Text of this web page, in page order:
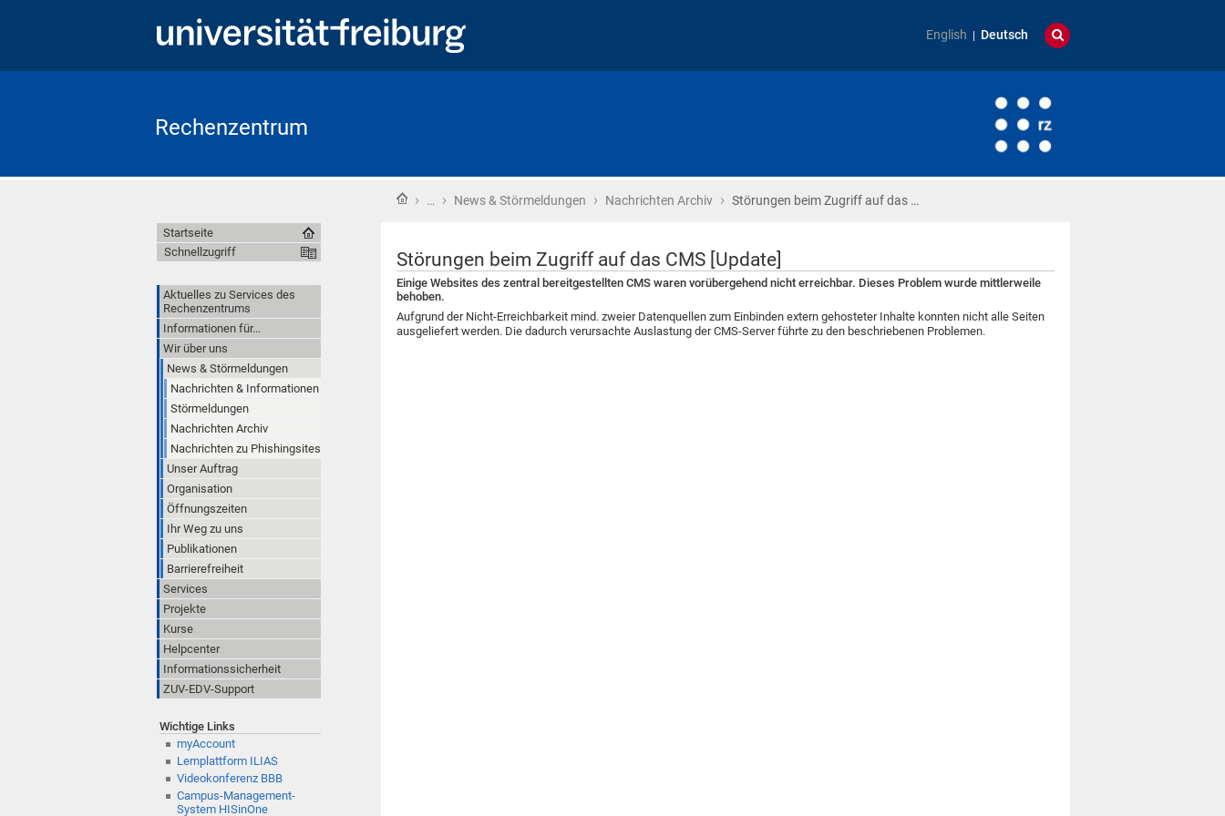
English Deutsch
Rechenzentrum
Startseite
› … › News & Störmeldungen › Nachrichten Archiv › Störungen beim Zugriff auf das …
Störungen beim Zugriff auf das CMS [Update]
Einige Websites des zentral bereitgestellten CMS waren vorübergehend nicht erreichbar. Dieses Problem wurde mittlerweile
behoben.
Aufgrund der Nicht-Erreichbarkeit mind. zweier Datenquellen zum Einbinden extern gehosteter Inhalte konnten nicht alle Seiten
ausgeliefert werden. Die dadurch verursachte Auslastung der CMS-Server führte zu den beschriebenen Problemen.
Startseite
Schnellzugriff
Aktuelles zu Services des
Rechenzentrums
Informationen für...
Wir über uns
News & Störmeldungen
Nachrichten & Informationen
Störmeldungen
Nachrichten Archiv
Nachrichten zu Phishingsites
Unser Auftrag
Organisation
Öffnungszeiten
Ihr Weg zu uns
Publikationen
Barrierefreiheit
Services
Projekte
Kurse
Helpcenter
Informationssicherheit
ZUV-EDV-Support
Wichtige Links
myAccount
Lernplattform ILIAS
Videokonferenz BBB
Campus-Management-
System HISinOne